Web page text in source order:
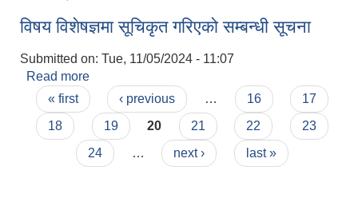
विषय विशेषज्ञमा सूचिकृत गरिएको सम्बन्धी सूचना
Submitted on: Tue, 11/05/2024 - 11:07
Read more
Pages
« first ‹ previous … 16
17
18
19 20 21 22
23
24
… next › last »